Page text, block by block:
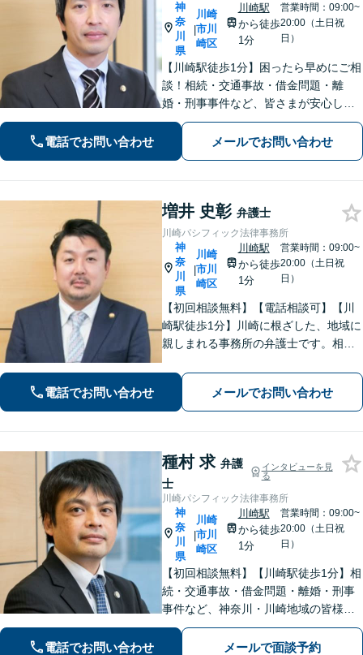
神
奈
川
県
|
川崎
市川
崎区
川崎駅
から徒歩
1分
営業時間：09:00~
20:00（土日祝
日）
【川崎駅徒歩1分】困ったら早めにご相
談！相続・交通事故・借金問題・離
婚・刑事事件など、皆さまが安心して
暮らせるように問題解決に尽力しま
す。【地元密着】クチコミ・リピータ
ーの方も多数。「こんなことで」と思
電話でお問い合わせ メールでお問い合わせ
増井 史彰 弁護士
川崎パシフィック法律事務所
神
奈
川
県
|
川崎
市川
崎区
川崎駅
から徒歩
1分
営業時間：09:00~
20:00（土日祝
日）
【初回相談無料】【電話相談可】【川
崎駅徒歩1分】川崎に根ざした、地域に
親しまれる事務所の弁護士です。相
って対応致します。クチコミ・リピー
ターの方多数。お気軽にご相談くださ
い。
電話でお問い合わせ メールでお問い合わせ
種村 求 弁護
士
インタビューを見
る
川崎パシフィック法律事務所
神
奈
川
県
|
川崎
市川
崎区
川崎駅
から徒歩
1分
営業時間：09:00~
20:00（土日祝
日）
【初回相談無料】【川崎駅徒歩1分】相
続・交通事故・借金問題・離婚・刑事
事件など、神奈川・川崎地域の皆様の
法律問題を解決すべく、親身になって
取り組みます。クチコミ・リピーター
電話でお問い合わせ メールで面談予約